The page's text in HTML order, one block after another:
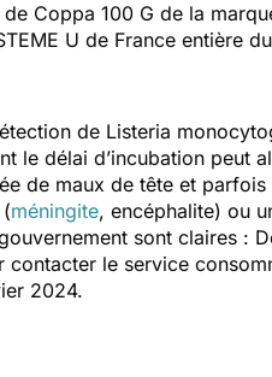
Coppa 100 G de la
U de France entière
de Listeria
délai d’incubation peut
de maux de tête et
méningite, encéphalite) ou
sont claires :
le service
2024.